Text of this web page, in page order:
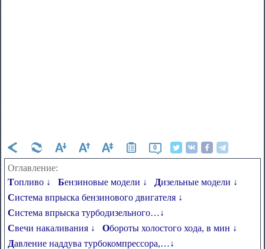
0
Оглавление:
Топливо ↓
Бензиновые модели ↓
Дизельные модели ↓
Система впрыска бензинового двигателя ↓
Система впрыска турбодизельного…↓
Свечи накаливания ↓
Обороты холостого хода, в мин ↓
Давление наддува турбокомпрессора,…↓